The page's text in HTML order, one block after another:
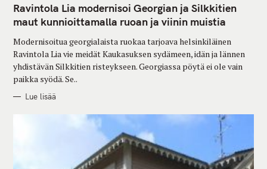
T
E
G
O
I
S
Ravintola Lia modernisoi Georgian ja Silkkitien
maut kunnioittamalla ruoan ja viinin muistia
Modernisoitua georgialaista ruokaa tarjoava helsinkiläinen
Ravintola Lia vie meidät Kaukasuksen sydämeen, idän ja lännen
yhdistävän Silkkitien risteykseen. Georgiassa pöytä ei ole vain
paikka syödä. Se..
Lue lisää